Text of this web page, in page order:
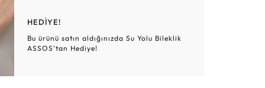
HEDİYE!
Bu ürünü satın aldığınızda Su Yolu Bileklik
ASSOS’tan Hediye!